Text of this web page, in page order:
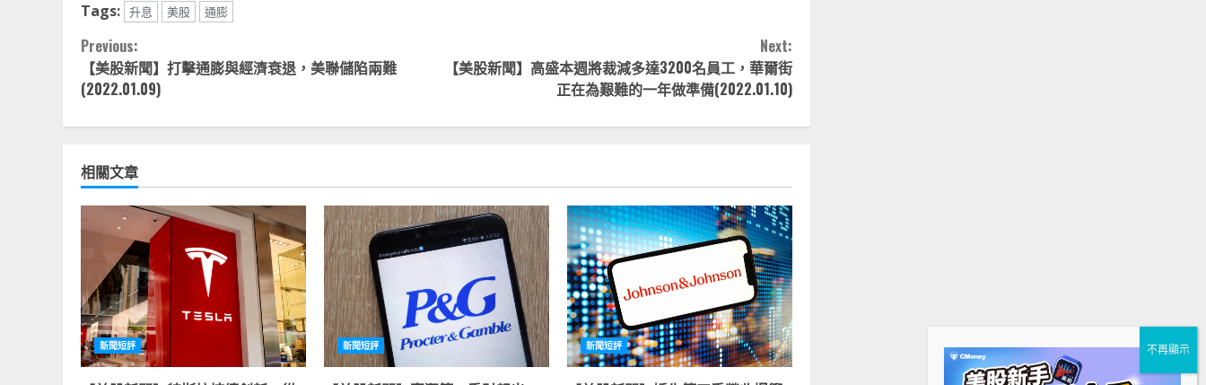
Tags: 升息 美股 通膨
Continue
Reading
Previous:
【美股新聞】打擊通膨與經濟衰退，美聯儲陷兩難
(2022.01.09)
Next:
【美股新聞】高盛本週將裁減多達3200名員工，華爾街
正在為艱難的一年做準備(2022.01.10)
相關文章
新聞短評 新聞短評 新聞短評